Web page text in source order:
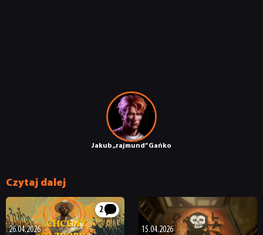
PUBLICYSTYKA
KULTURA
TECHNOLOGIE
Jakub „rajmund” Gańko
Czytaj dalej
2
26.04.2026 15.04.2026